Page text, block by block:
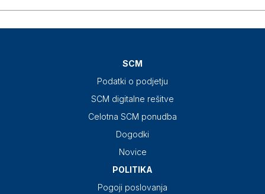
SCM
Podatki o podjetju
SCM digitalne rešitve
Celotna SCM ponudba
Dogodki
Novice
POLITIKA
Pogoji poslovanja